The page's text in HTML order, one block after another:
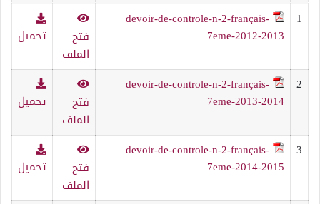
1
devoir-de-controle-n-2-français-
7eme-2012-2013
فتح
الملف
تحميل
2
devoir-de-controle-n-2-français-
7eme-2013-2014
فتح
الملف
تحميل
3
devoir-de-controle-n-2-français-
7eme-2014-2015
فتح
الملف
تحميل